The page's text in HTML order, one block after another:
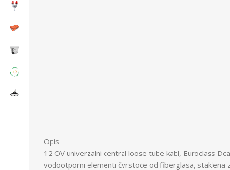
Opis
12 OV univerzalni central loose tube kabl, Euroclass
vodootporni elementi čvrstoće od fiberglasa, staklena